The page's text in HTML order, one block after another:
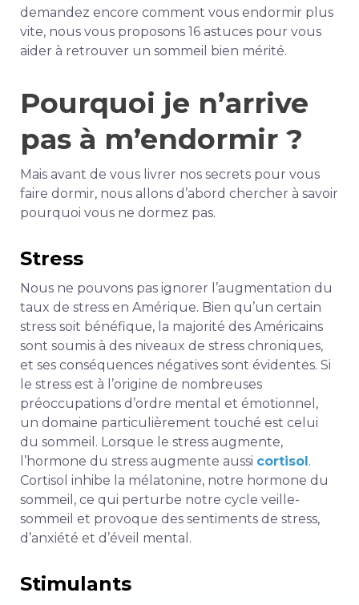
demandez encore comment vous endormir plus
vite, nous vous proposons 16 astuces pour vous
aider à retrouver un sommeil bien mérité.
Pourquoi je n’arrive
pas à m’endormir ?
Mais avant de vous livrer nos secrets pour vous
faire dormir, nous allons d’abord chercher à savoir
pourquoi vous ne dormez pas.
Stress
Nous ne pouvons pas ignorer l’augmentation du
taux de stress en Amérique. Bien qu’un certain
stress soit bénéfique, la majorité des Américains
sont soumis à des niveaux de stress chroniques,
et ses conséquences négatives sont évidentes. Si
le stress est à l’origine de nombreuses
préoccupations d’ordre mental et émotionnel,
un domaine particulièrement touché est celui
du sommeil. Lorsque le stress augmente,
l’hormone du stress augmente aussi cortisol.
Cortisol inhibe la mélatonine, notre hormone du
sommeil, ce qui perturbe notre cycle veille-
sommeil et provoque des sentiments de stress,
d’anxiété et d’éveil mental.
Stimulants